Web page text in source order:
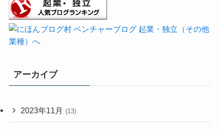
アーカイブ
2023年11月 (13)